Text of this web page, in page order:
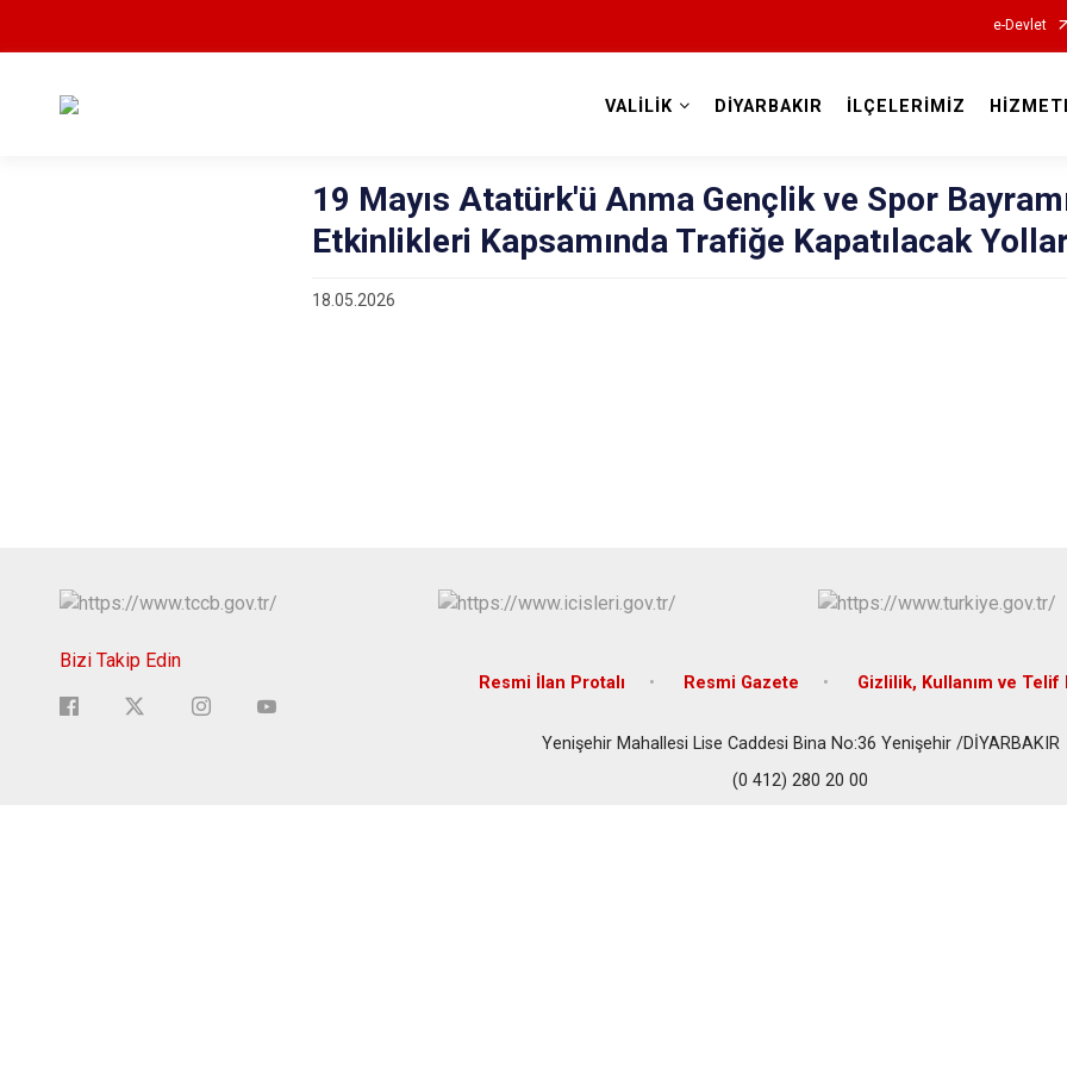
e-Devlet
VALİLİK DİYARBAKIR İLÇELERİMİZ
19 Mayıs Atatürk'ü Anma Gençlik ve Spor
Etkinlikleri Kapsamında Trafiğe Kapatılacak
18.05.2026
Bizi Takip Edin
Resmi İlan Protalı Resmi Gazete Gizlilik, Kullanım ve Telif
Yenişehir Mahallesi Lise Caddesi Bina No:36 Yenişehir /DİYARBAKIR
(0 412) 280 20 00